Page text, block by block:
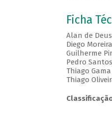
Ficha
Alan de
Diego
Guilherme
Pedro
Thiago
Thiago